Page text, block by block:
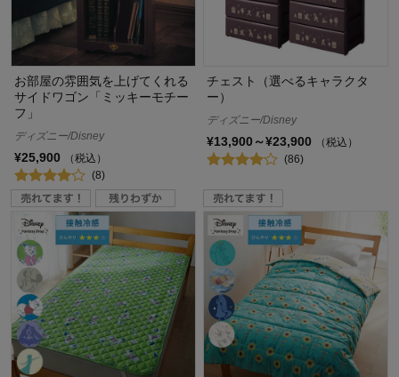
お部屋の雰囲気を上げてくれる
サイドワゴン「ミッキーモチー
フ」
ディズニー/Disney
¥25,900
（税込）
(8)
チェスト（選べるキャラクタ
ー）
ディズニー/Disney
¥13,900～¥23,900
（税込）
(86)